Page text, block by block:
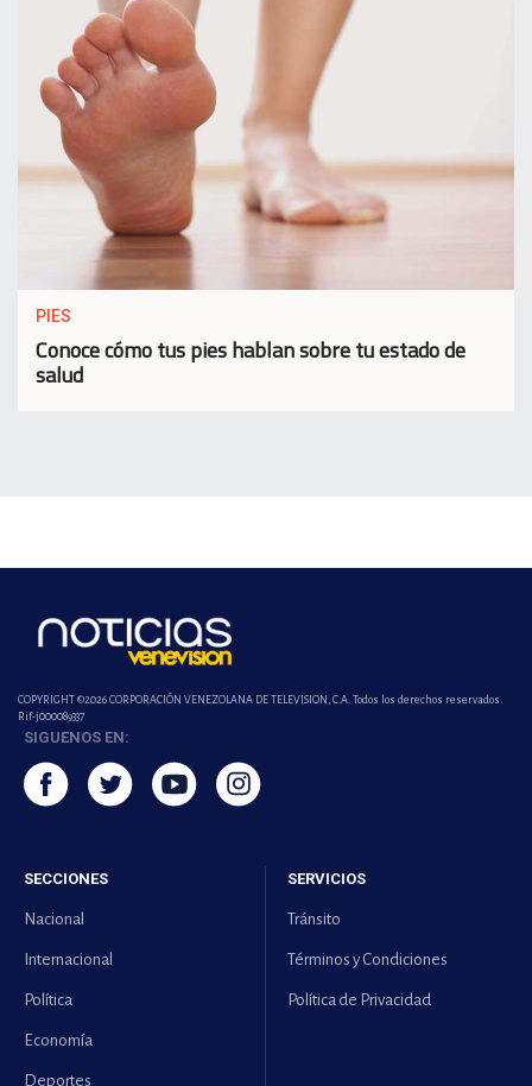
PIES
Conoce cómo tus pies hablan sobre tu estado de
salud
COPYRIGHT ©2026 CORPORACIÓN VENEZOLANA DE TELEVISION, C.A. Todos los derechos reservados.
Rif-j000089337
SIGUENOS EN:
SECCIONES
Nacional
Internacional
Política
Economía
Deportes
SERVICIOS
Tránsito
Términos y Condiciones
Política de Privacidad